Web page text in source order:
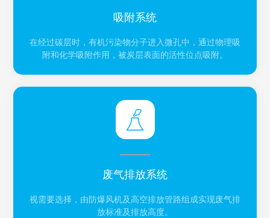
吸附系统
在经过碳层时，有机污染物分子进入微孔中，通过物理吸
附和化学吸附作用，被炭层表面的活性位点吸附。
废气排放系统
视需要选择，由防爆风机及高空排放管路组成实现废气排
放标准及排放高度。